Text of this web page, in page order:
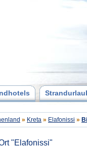
» Kreta » Elafonissi »
"Elafonissi"